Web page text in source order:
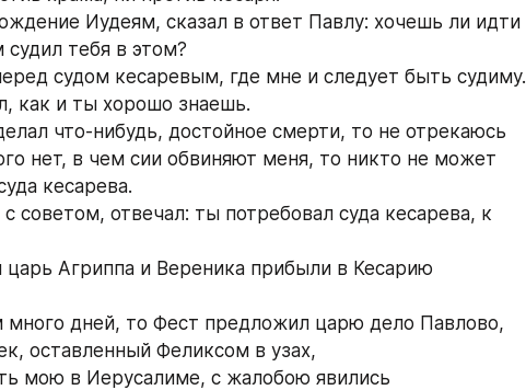
Иудеям, сказал в ответ Павлу: хочешь ли идти
тебя в этом?
судом кесаревым, где мне и следует быть судиму.
как и ты хорошо знаешь.
что‐нибудь, достойное смерти, то не отрекаюсь
нет, в чем сии обвиняют меня, то никто не может
кесарева.
советом, отвечал: ты потребовал суда кесарева, к
царь Агриппа и Вереника прибыли в Кесарию
много дней, то Фест предложил царю дело Павлово,
оставленный Феликсом в узах,
мою в Иерусалиме, с жалобою явились